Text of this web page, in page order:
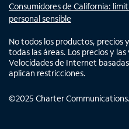
Consumidores de California:
personal sensible
No todos los productos, precios
todas las áreas. Los precios y
Velocidades de Internet
aplican restricciones.
©2025 Charter